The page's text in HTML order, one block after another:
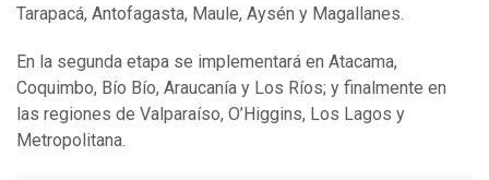
Tarapacá, Antofagasta, Maule, Aysén y Magallanes.
En la segunda etapa se implementará en Atacama,
Coquimbo, Bío Bío, Araucanía y Los Ríos; y finalmente en
las regiones de Valparaíso, O’Higgins, Los Lagos y
Metropolitana.